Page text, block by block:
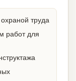
труда
работ для